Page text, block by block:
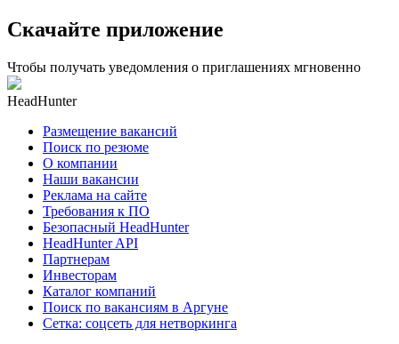
Скачайте приложение
Чтобы получать уведомления о приглашениях мгновенно
HeadHunter
Размещение вакансий
Поиск по резюме
О компании
Наши вакансии
Реклама на сайте
Требования к ПО
Безопасный HeadHunter
HeadHunter API
Партнерам
Инвесторам
Каталог компаний
Поиск по вакансиям в Аргуне
Сетка: соцсеть для нетворкинга